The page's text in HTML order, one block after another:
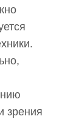
зрения